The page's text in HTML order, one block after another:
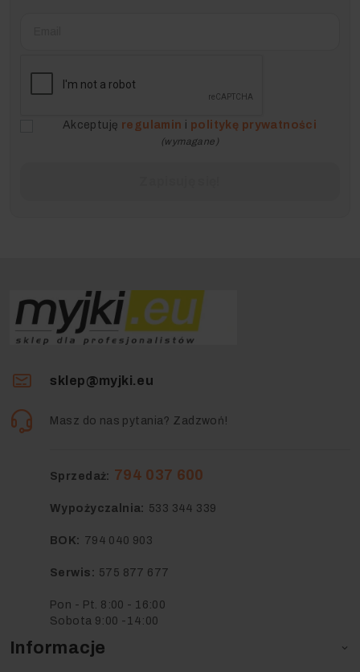
Akceptuję regulamin i politykę prywatności
(wymagane)
Informacje 
sklep@myjki.eu
Masz do nas pytania? Zadzwoń!
Sprzedaż: 794 037 600
Wypożyczalnia: 533 344 339
BOK: 794 040 903
Serwis: 575 877 677
Pon - Pt. 8:00 - 16:00
Sobota 9:00 -14:00